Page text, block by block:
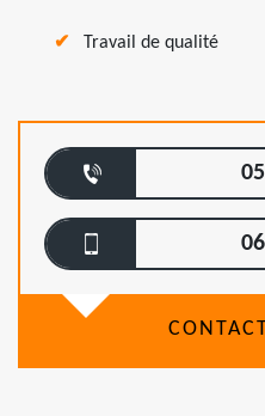
Travail de qualité